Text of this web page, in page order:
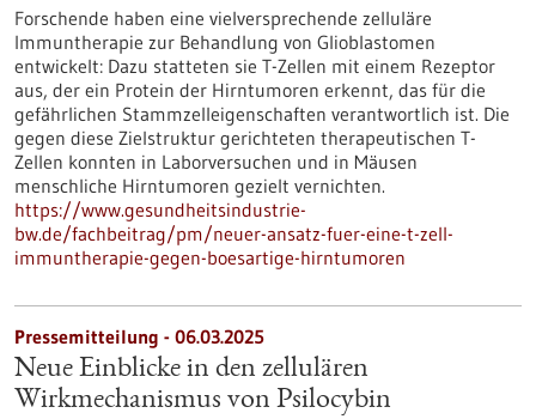
Forschende haben eine vielversprechende zelluläre
Immuntherapie zur Behandlung von Glioblastomen
entwickelt: Dazu statteten sie T-Zellen mit einem Rezeptor
aus, der ein Protein der Hirntumoren erkennt, das für die
gefährlichen Stammzelleigenschaften verantwortlich ist. Die
gegen diese Zielstruktur gerichteten therapeutischen T-
Zellen konnten in Laborversuchen und in Mäusen
menschliche Hirntumoren gezielt vernichten.
https://www.gesundheitsindustrie-
bw.de/fachbeitrag/pm/neuer-ansatz-fuer-eine-t-zell-
immuntherapie-gegen-boesartige-hirntumoren
Pressemitteilung - 06.03.2025
Neue Einblicke in den zellulären
Wirkmechanismus von Psilocybin